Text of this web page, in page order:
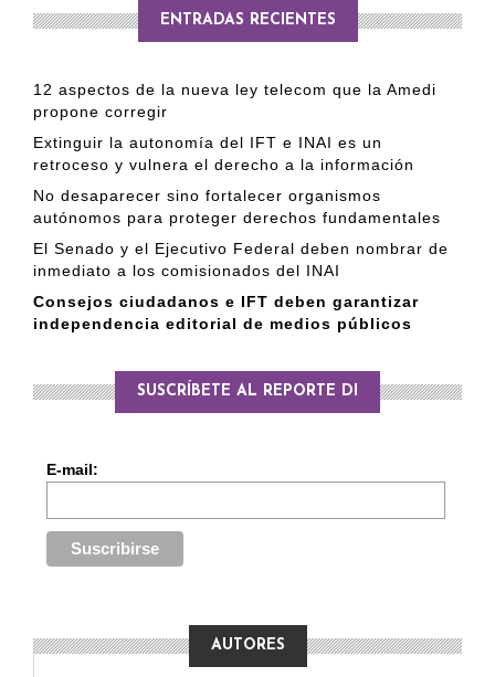
ENTRADAS RECIENTES
12 aspectos de la nueva ley telecom que la Amedi
propone corregir
Extinguir la autonomía del IFT e INAI es un
retroceso y vulnera el derecho a la información
No desaparecer sino fortalecer organismos
autónomos para proteger derechos fundamentales
El Senado y el Ejecutivo Federal deben nombrar de
inmediato a los comisionados del INAI
Consejos ciudadanos e IFT deben garantizar
independencia editorial de medios públicos
SUSCRÍBETE AL REPORTE DI
E-mail:
AUTORES